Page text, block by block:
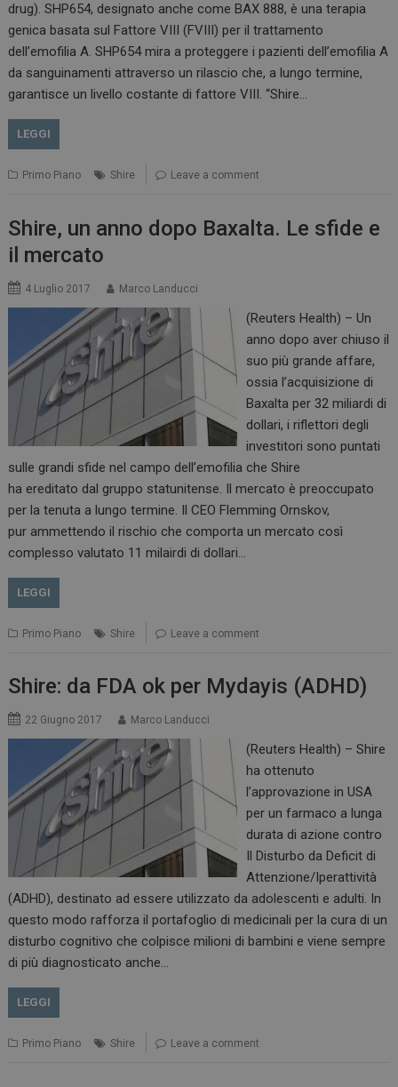
drug). SHP654, designato anche come BAX 888, è una terapia
genica basata sul Fattore VIII (FVIII) per il trattamento
dell’emofilia A. SHP654 mira a proteggere i pazienti dell’emofilia A
da sanguinamenti attraverso un rilascio che, a lungo termine,
garantisce un livello costante di fattore VIII. “Shire…
LEGGI
Primo Piano Shire Leave a comment
Shire, un anno dopo Baxalta. Le sfide e
il mercato
4 Luglio 2017 Marco Landucci
(Reuters Health) – Un
anno dopo aver chiuso il
suo più grande affare,
ossia l’acquisizione di
Baxalta per 32 miliardi di
dollari, i riflettori degli
investitori sono puntati
sulle grandi sfide nel campo dell’emofilia che Shire
ha ereditato dal gruppo statunitense. Il mercato è preoccupato
per la tenuta a lungo termine. Il CEO Flemming Ornskov,
pur ammettendo il rischio che comporta un mercato così
complesso valutato 11 milairdi di dollari…
LEGGI
Primo Piano Shire Leave a comment
Shire: da FDA ok per Mydayis (ADHD)
22 Giugno 2017 Marco Landucci
(Reuters Health) – Shire
ha ottenuto
l’approvazione in USA
per un farmaco a lunga
durata di azione contro
Il Disturbo da Deficit di
Attenzione/Iperattività
(ADHD), destinato ad essere utilizzato da adolescenti e adulti. In
questo modo rafforza il portafoglio di medicinali per la cura di un
disturbo cognitivo che colpisce milioni di bambini e viene sempre
di più diagnosticato anche…
LEGGI
Primo Piano Shire Leave a comment